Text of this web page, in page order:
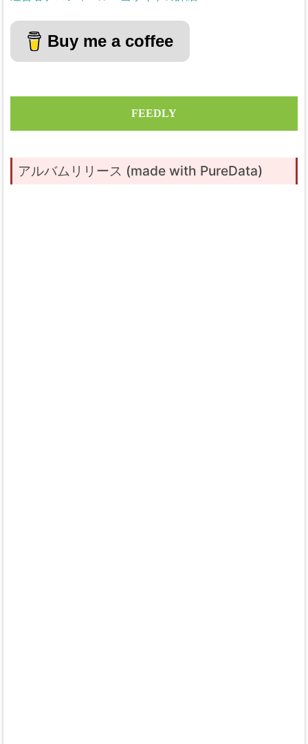
Buy me a coffee
FEEDLY
アルバムリリース (made with PureData)